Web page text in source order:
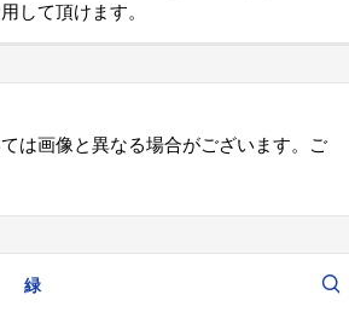
して頂けます。
は画像と異なる場合がございます。ご
緑